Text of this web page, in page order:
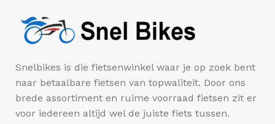
Snelbikes is die fietsenwinkel waar je op zoek bent
naar betaalbare fietsen van topwaliteit. Door ons
brede assortiment en ruime voorraad fietsen zit er
voor iedereen altijd wel de juiste fiets tussen.